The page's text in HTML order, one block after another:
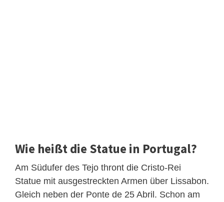
Wie heißt die Statue in Portugal?
Am Südufer des Tejo thront die Cristo-Rei
Statue mit ausgestreckten Armen über Lissabon.
Gleich neben der Ponte de 25 Abril. Schon am